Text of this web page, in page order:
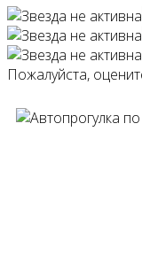
Пожалуйста,